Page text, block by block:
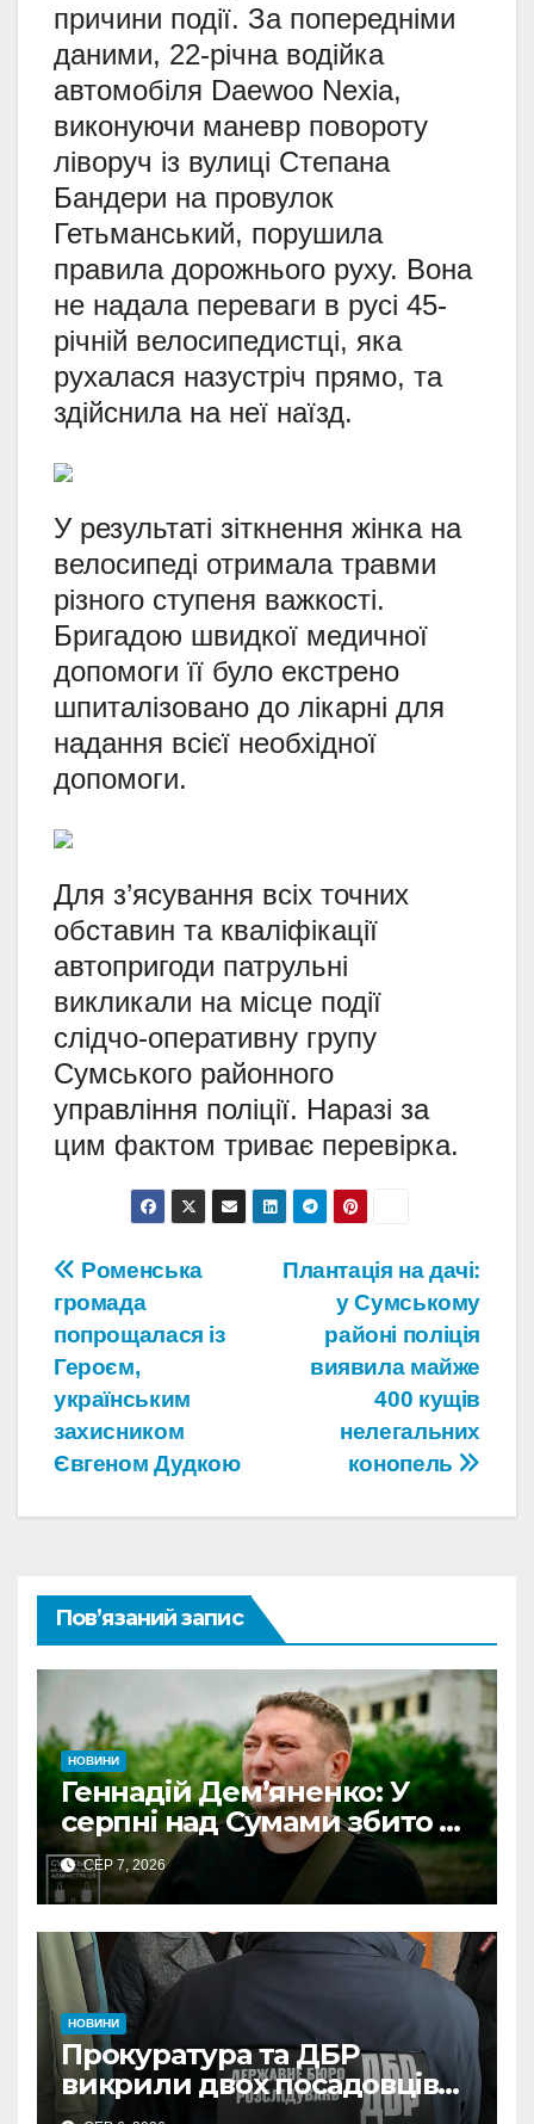
причини події. За попередніми
даними, 22-річна водійка
автомобіля Daewoo Nexia,
виконуючи маневр повороту
ліворуч із вулиці Степана
Бандери на провулок
Гетьманський, порушила
правила дорожнього руху. Вона
не надала переваги в русі 45-
річній велосипедистці, яка
рухалася назустріч прямо, та
здійснила на неї наїзд.
У результаті зіткнення жінка на
велосипеді отримала травми
різного ступеня важкості.
Бригадою швидкої медичної
допомоги її було екстрено
шпиталізовано до лікарні для
надання всієї необхідної
допомоги.
Для з’ясування всіх точних
обставин та кваліфікації
автопригоди патрульні
викликали на місце події
слідчо-оперативну групу
Сумського районного
управління поліції. Наразі за
цим фактом триває перевірка.
Навігація
записів
Плантація на дачі:
у Сумському
районі поліція
виявила майже
400 кущів
нелегальних
конопель
Роменська
громада
попрощалася із
Героєм,
українським
захисником
Євгеном Дудкою
Пов’язаний запис
НОВИНИ
Геннадій Дем’яненко: У
серпні над Сумами збито 6
КАБів
СЕР 7, 2026
НОВИНИ
Прокуратура та ДБР
викрили двох посадовців
ДПС Сумщини на вимаганні